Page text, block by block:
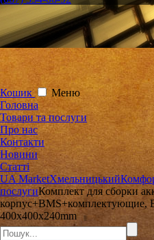
Кошик
Меню
Головна
Товари та послуги
Про нас
Контакти
Новини
Статті
UA MarketХмельницький
послугиКомплект для сборки
корпус+BMS+комплектующие,
400x400x240mm